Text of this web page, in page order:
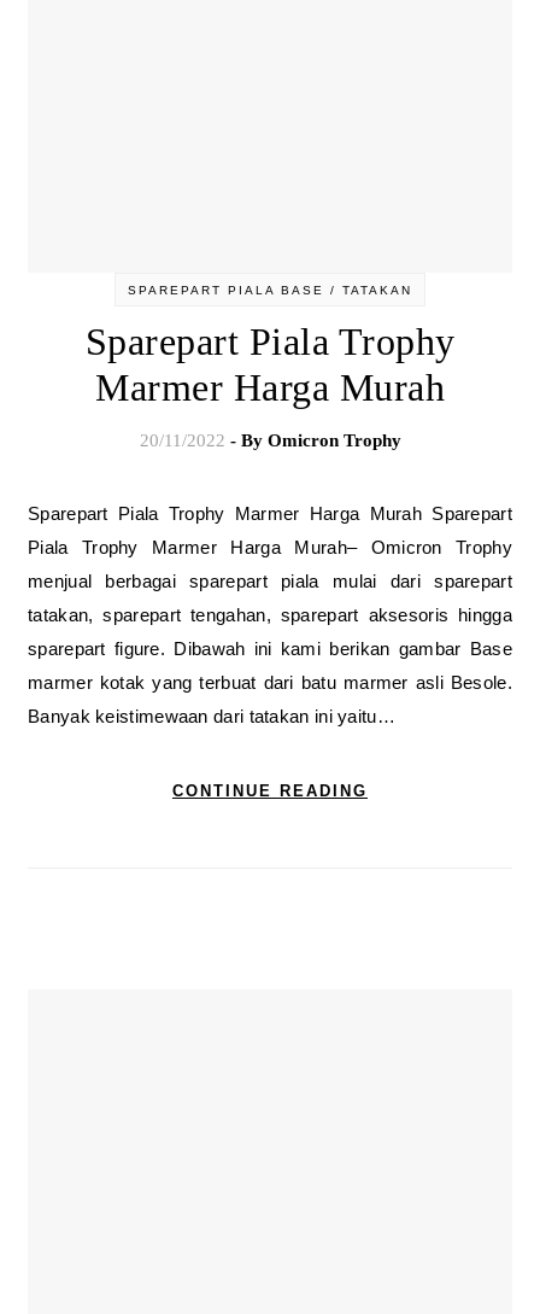
SPAREPART PIALA BASE / TATAKAN
Sparepart Piala Trophy
Marmer Harga Murah
20/11/2022 - By Omicron Trophy
Sparepart Piala Trophy Marmer Harga Murah Sparepart
Piala Trophy Marmer Harga Murah– Omicron Trophy
menjual berbagai sparepart piala mulai dari sparepart
tatakan, sparepart tengahan, sparepart aksesoris hingga
sparepart figure. Dibawah ini kami berikan gambar Base
marmer kotak yang terbuat dari batu marmer asli Besole.
Banyak keistimewaan dari tatakan ini yaitu…
CONTINUE READING